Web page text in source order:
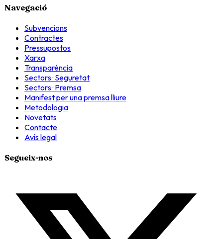
Navegació
Subvencions
Contractes
Pressupostos
Xarxa
Transparència
Sectors · Seguretat
Sectors · Premsa
Manifest per una premsa lliure
Metodologia
Novetats
Contacte
Avís legal
Segueix-nos